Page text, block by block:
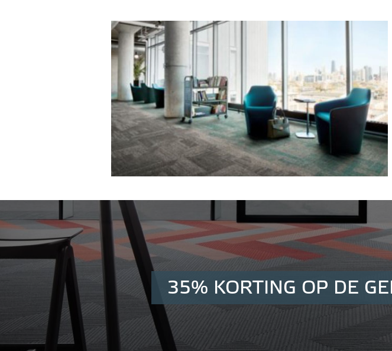
35% KORTING OP DE